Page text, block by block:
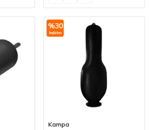
%30
İndirim
Kampa